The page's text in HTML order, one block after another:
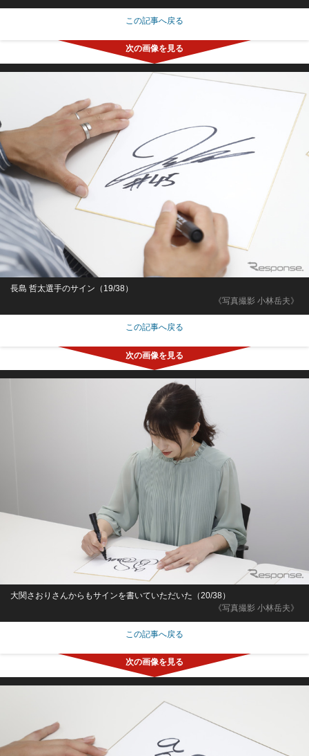
この記事へ戻る
《写真撮影 小林岳夫》
長島 哲太選手のサイン（19/38）
この記事へ戻る
《写真撮影 小林岳夫》
大関さおりさんからもサインを書いていただいた（20/38）
この記事へ戻る